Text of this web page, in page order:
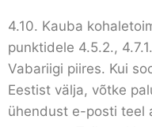
4.10. Kauba
punktidele 4.5.2.,
Vabariigi piires. Kui
Eestist välja, võtke
ühendust e-posti teel